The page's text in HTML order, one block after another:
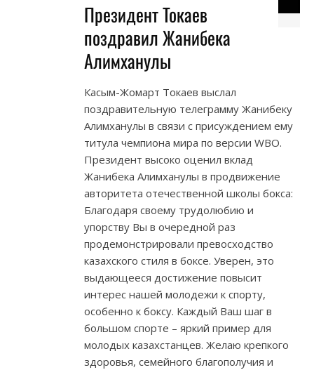
Президент Токаев
поздравил Жанибека
Алимханулы
Касым-Жомарт Токаев выслал
поздравительную телеграмму Жанибеку
Алимханулы в связи с присуждением ему
титула чемпиона мира по версии WBO.
Президент высоко оценил вклад
Жанибека Алимханулы в продвижение
авторитета отечественной школы бокса:
Благодаря своему трудолюбию и
упорству Вы в очередной раз
продемонстрировали превосходство
казахского стиля в боксе. Уверен, это
выдающееся достижение повысит
интерес нашей молодежи к спорту,
особенно к боксу. Каждый Ваш шаг в
большом спорте – яркий пример для
молодых казахстанцев. Желаю крепкого
здоровья, семейного благополучия и